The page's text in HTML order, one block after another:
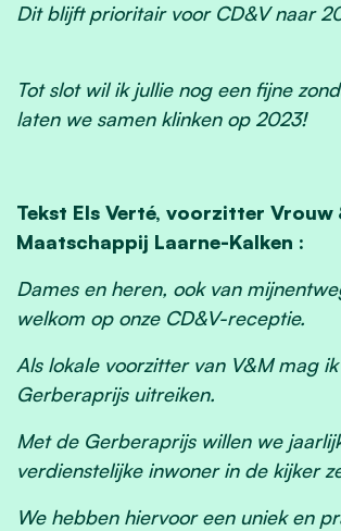
Dit blijft prioritair voor CD&V naar
Tot slot wil ik jullie nog een fijne
laten we samen klinken op 2023!
Tekst Els Verté, voorzitter Vrouw
Maatschappij Laarne-Kalken :
Dames en heren, ook van
welkom op onze CD&V-receptie.
Als lokale voorzitter van V&M mag
Gerberaprijs uitreiken.
Met de Gerberaprijs willen we
verdienstelijke inwoner in de kijker
We hebben hiervoor een uniek en